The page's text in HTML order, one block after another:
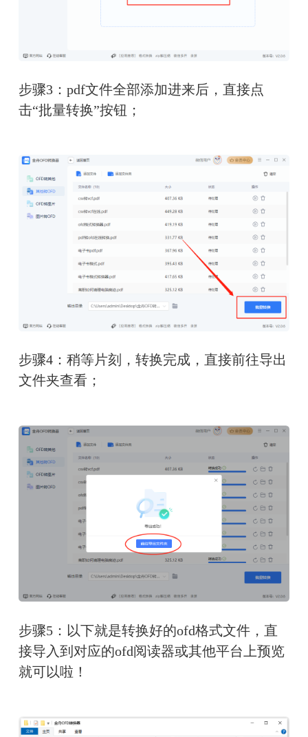
步骤3：pdf文件全部添加进来后，直接点
击“批量转换”按钮；
步骤4：稍等片刻，转换完成，直接前往导出
文件夹查看；
步骤5：以下就是转换好的ofd格式文件，直
接导入到对应的ofd阅读器或其他平台上预览
就可以啦！